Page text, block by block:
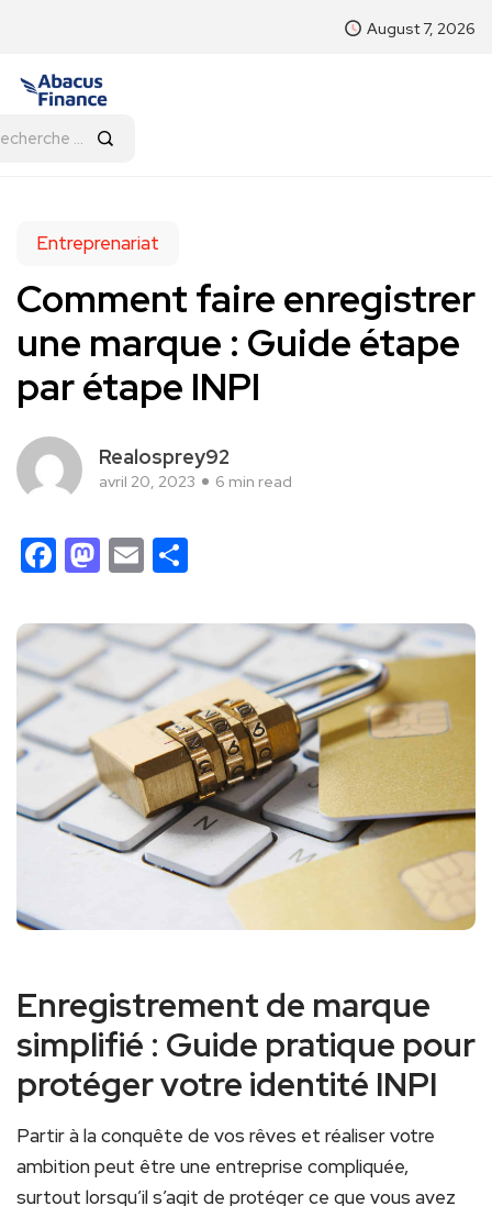
August 7, 2026
Entreprenariat
Comment faire enregistrer
une marque : Guide étape
par étape INPI
Realosprey92
avril 20, 2023 6 min read
Facebook
Mastodon
Email
Enregistrement de marque
simplifié : Guide pratique pour
protéger votre identité INPI
Partir à la conquête de vos rêves et réaliser votre
ambition peut être une entreprise compliquée,
surtout lorsqu’il s’agit de protéger ce que vous avez